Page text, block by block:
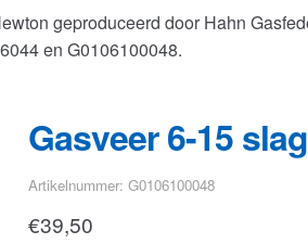
geproduceerd door Hahn
en G0106100048.
Gasveer 6-15
Artikelnummer: G0106100048
€39,50